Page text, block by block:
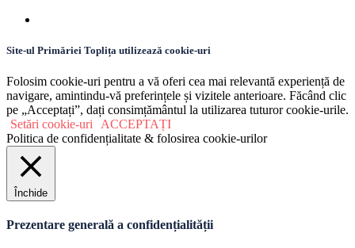
Site-ul Primăriei Toplița utilizează cookie-uri
Folosim cookie-uri pentru a vă oferi cea mai relevantă experiență de
navigare, amintindu-vă preferințele și vizitele anterioare. Făcând clic
pe „Acceptați”, dați consimțământul la utilizarea tuturor cookie-urile.
Setări cookie-uri
ACCEPTAȚI
Politica de confidențialitate & folosirea cookie-urilor
Închide
Prezentare generală a confidențialității